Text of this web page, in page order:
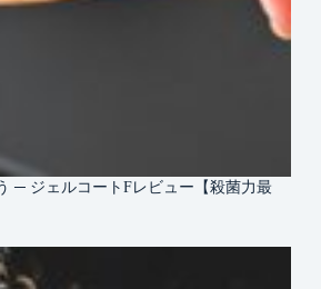
─ ジェルコートFレビュー【殺菌力最